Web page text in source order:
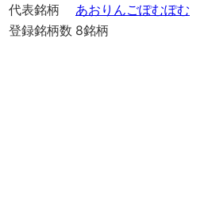
代表銘柄
あおりんごぽむぽむ
登録銘柄数 8銘柄